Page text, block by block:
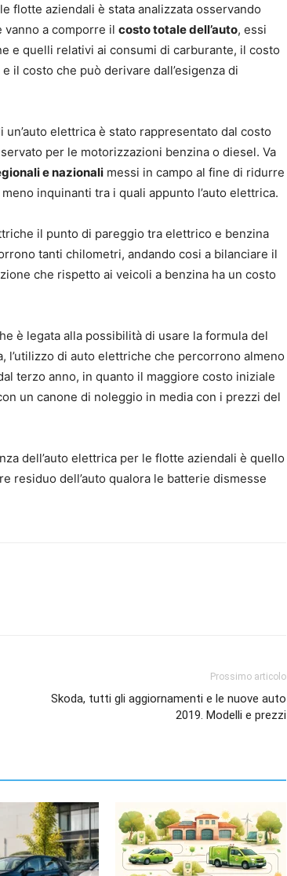
flotte aziendali è stata analizzata osservando
a comporre il costo totale dell’auto, essi
e quelli relativi ai consumi di carburante, il costo
il costo che può derivare dall’esigenza di
elettrica è stato rappresentato dal costo
per le motorizzazioni benzina o diesel. Va
e nazionali messi in campo al fine di ridurre
inquinanti tra i quali appunto l’auto elettrica.
il punto di pareggio tra elettrico e benzina
tanti chilometri, andando cosi a bilanciare il
che rispetto ai veicoli a benzina ha un costo
è legata alla possibilità di usare la formula del
l’utilizzo di auto elettriche che percorrono almeno
terzo anno, in quanto il maggiore costo iniziale
un canone di noleggio in media con i prezzi del
dell’auto elettrica per le flotte aziendali è quello
residuo dell’auto qualora le batterie dismesse
Prossimo articolo
Skoda, tutti gli aggiornamenti e le nuove auto
2019. Modelli e prezzi